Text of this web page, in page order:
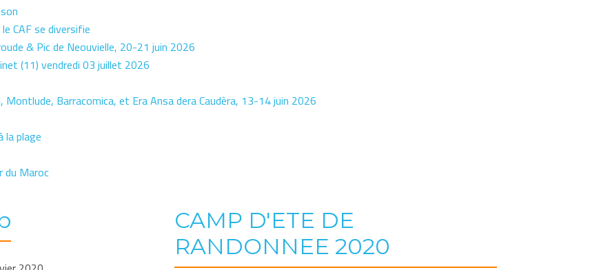
CAF se diversifie
& Pic de Neouvielle, 20-21 juin 2026
(11) vendredi 03 juillet 2026
Montlude, Barracomica, et Era Ansa dera Caudèra, 13-14 juin 2026
la plage
du Maroc
CAMP D'ETE DE
RANDONNEE 2020